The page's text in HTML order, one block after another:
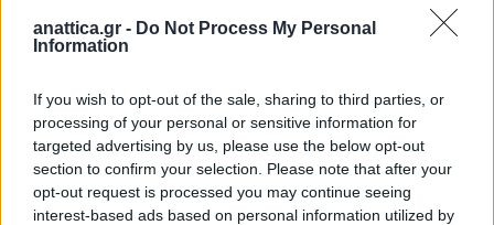
anattica.gr - Do Not Process My Personal
Information
If you wish to opt-out of the sale, sharing to third parties, or
processing of your personal or sensitive information for
targeted advertising by us, please use the below opt-out
section to confirm your selection. Please note that after your
opt-out request is processed you may continue seeing
interest-based ads based on personal information utilized by